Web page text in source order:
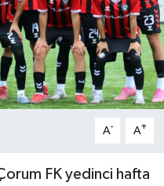
A- A+
FK yedinci hafta